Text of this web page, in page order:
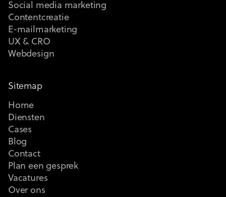
Social media marketing
Contentcreatie
E-mailmarketing
UX & CRO
Webdesign
Sitemap
Home
Diensten
Cases
Blog
Contact
Plan een gesprek
Vacatures
Over ons